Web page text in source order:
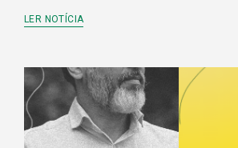
LER NOTÍCIA